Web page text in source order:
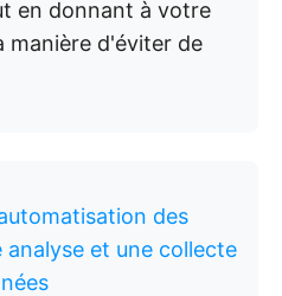
en donnant à votre
manière d'éviter de
des
et une collecte